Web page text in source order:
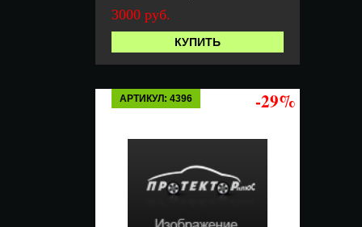
3000 руб.
КУПИТЬ
АРТИКУЛ: 4396 -29%